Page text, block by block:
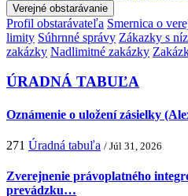
Verejné obstarávanie
Profil obstarávateľa Smernica o
limity Súhrnné správy Zákazky s
zakázky Nadlimitné zakázky
ÚRADNÁ TABUĽA
Oznámenie o uložení zásielky
271 Úradná tabuľa / Júl 31, 2026
Zverejnenie právoplatného
prevádzku…